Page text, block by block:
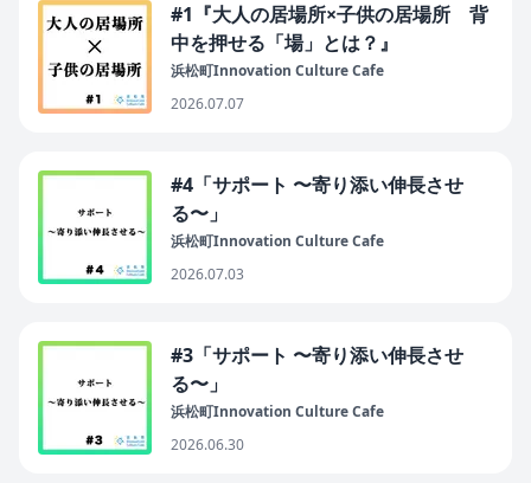
#1『大人の居場所×子供の居場所 背
中を押せる「場」とは？』
浜松町Innovation Culture Cafe
2026.07.07
#4「サポート 〜寄り添い伸長させ
る〜」
浜松町Innovation Culture Cafe
2026.07.03
#3「サポート 〜寄り添い伸長させ
る〜」
浜松町Innovation Culture Cafe
2026.06.30